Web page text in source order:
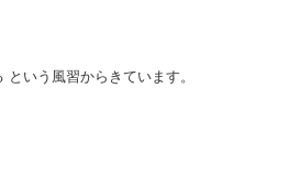
いう風習からきています。